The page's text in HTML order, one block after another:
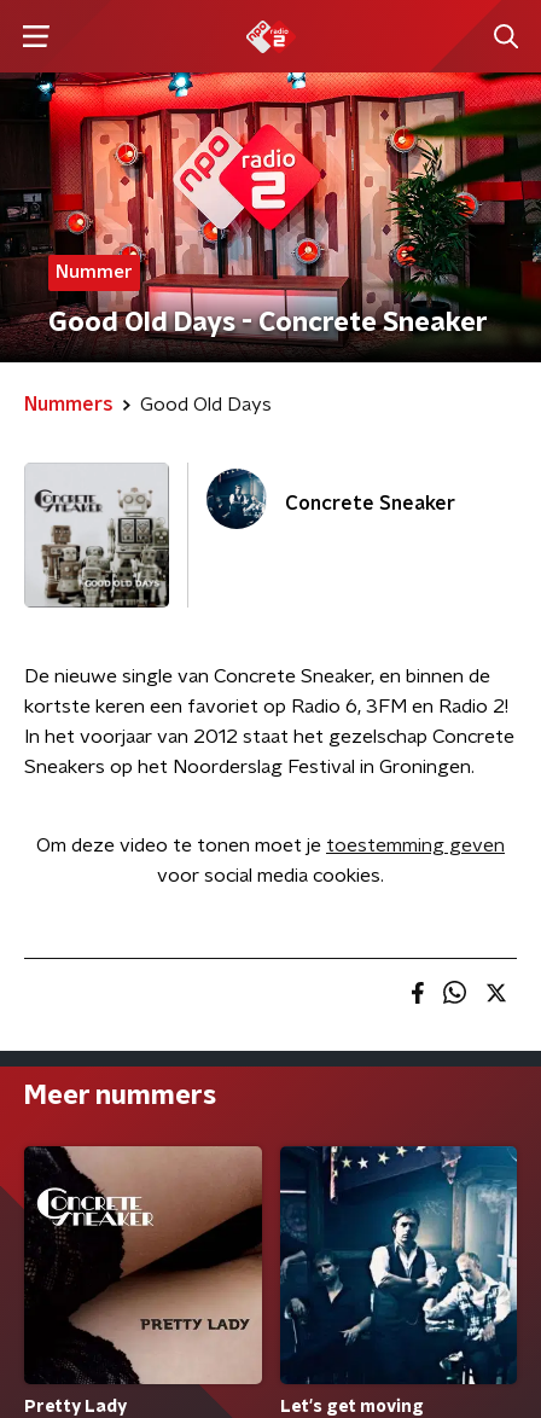
Nummer
Good Old Days - Concrete Sneaker
Nummers Good Old Days
Concrete Sneaker
De nieuwe single van Concrete Sneaker, en binnen de
kortste keren een favoriet op Radio 6, 3FM en Radio 2!
In het voorjaar van 2012 staat het gezelschap Concrete
Sneakers op het Noorderslag Festival in Groningen.
Om deze video te tonen moet je toestemming geven
voor social media cookies.
Meer nummers
Pretty Lady
Let's get moving